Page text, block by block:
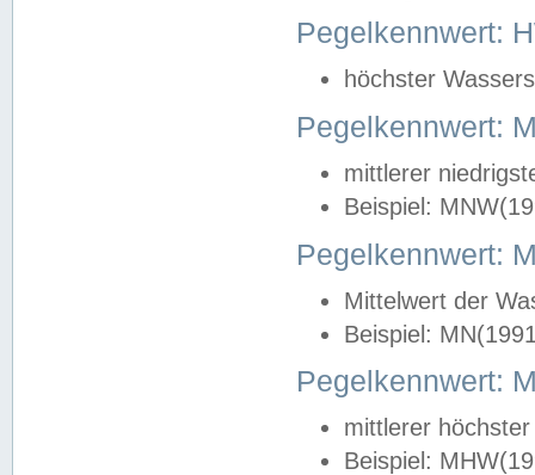
Pegelkennwert:
höchster
Pegelkennwert:
mittlerer
Beispiel:
Pegelkennwert:
Mittelwert der
Beispiel:
Pegelkennwert:
mittlerer
Beispiel: